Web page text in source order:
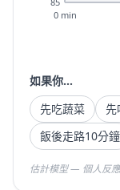
0 min
如果你...
先吃蔬菜
先
飯後走路10分鐘
估計模型 — 個人反